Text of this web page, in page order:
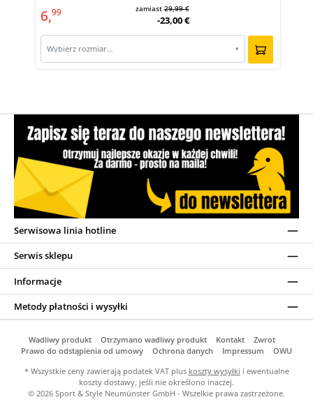
6,99 zamiast29,99 €
-23,00 €
Wybierz rozmiar… ▾
Serwisowa linia hotline
Serwis sklepu
Informacje
Metody płatności i wysyłki
Wadliwy produkt Otrzymano wadliwy produkt Kontakt
Zwrot
Prawo do odstąpienia od umowy
Ochrona danych Impressum
OWU
* Wszystkie ceny zawierają podatek VAT plus koszty wysyłki i ewentualne
koszty dostawy, jeśli nie określono inaczej.
© 2026 Sport & Style Neumünster GmbH - Wszelkie prawa zastrzeżone.